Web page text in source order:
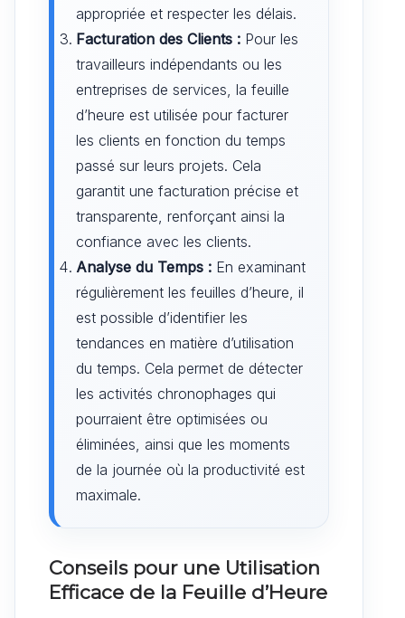
appropriée et respecter les délais.
Facturation des Clients : Pour les
travailleurs indépendants ou les
entreprises de services, la feuille
d’heure est utilisée pour facturer
les clients en fonction du temps
passé sur leurs projets. Cela
garantit une facturation précise et
transparente, renforçant ainsi la
confiance avec les clients.
Analyse du Temps : En examinant
régulièrement les feuilles d’heure, il
est possible d’identifier les
tendances en matière d’utilisation
du temps. Cela permet de détecter
les activités chronophages qui
pourraient être optimisées ou
éliminées, ainsi que les moments
de la journée où la productivité est
maximale.
Conseils pour une Utilisation
Efficace de la Feuille d’Heure